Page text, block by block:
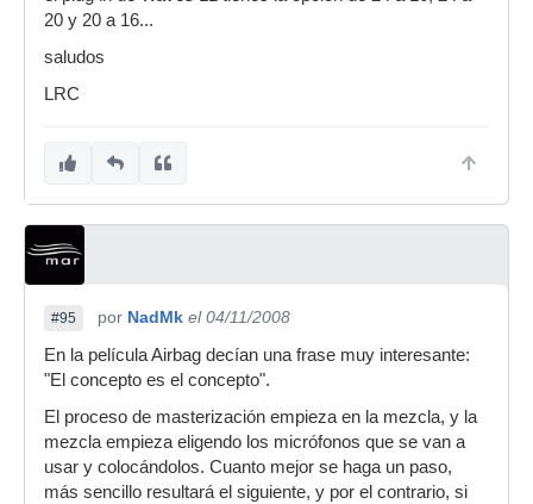
20 y 20 a 16...
saludos
LRC
#95 por NadMk el 04/11/2008
En la película Airbag decían una frase muy interesante:
"El concepto es el concepto".
El proceso de masterización empieza en la mezcla, y la
mezcla empieza eligendo los micrófonos que se van a
usar y colocándolos. Cuanto mejor se haga un paso,
más sencillo resultará el siguiente, y por el contrario, si